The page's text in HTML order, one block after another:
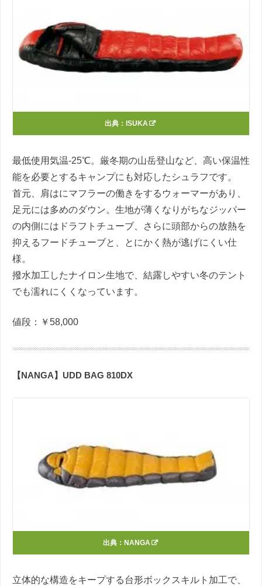
出典： ISUKA
最低使用気温-25℃。厳冬期の山岳登山など、高い保温性
能を必要とするキャンプにも対応したシュラフです。
首元、肩はにマフラーの働きをするウォーマーがあり、
足元には多めのダウン。生地が薄くなりがちなジッパー
の内側にはドラフトチューブ、さらに頭部からの放熱を
抑えるフードチューブと、とにかく熱が逃げにくい仕
様。
撥水加工したナイロン生地で、結露しやすい冬のテント
でも濡れにくくなっています。
値段：￥58,000
【NANGA】UDD BAG 810DX
出典： NANGA
立体的な構造をキープする台形ボックスキルト加工で、